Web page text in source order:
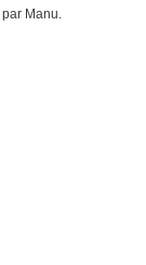
par Manu.